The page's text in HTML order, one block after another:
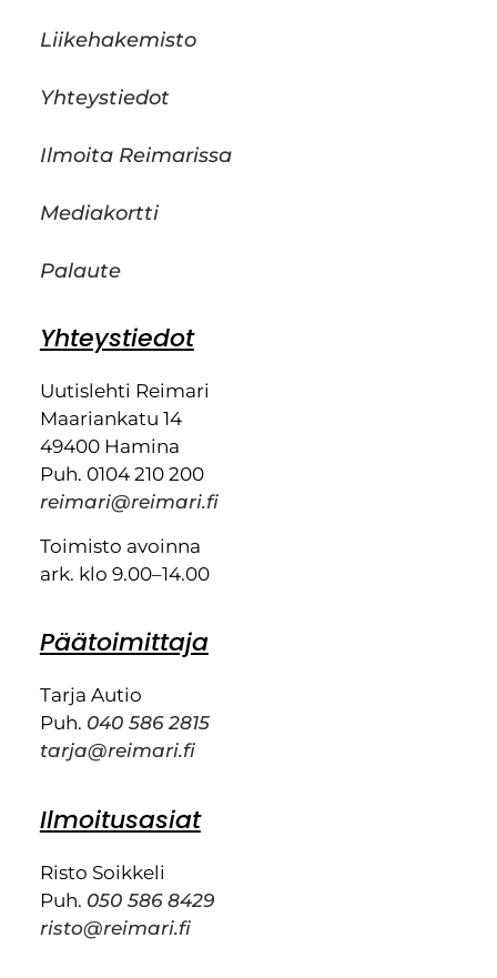
Liikehakemisto
Yhteystiedot
Ilmoita Reimarissa
Mediakortti
Palaute
Yhteystiedot
Uutislehti Reimari
Maariankatu 14
49400 Hamina
Puh. 0104 210 200
reimari@reimari.fi
Toimisto avoinna
ark. klo 9.00–14.00
Päätoimittaja
Tarja Autio
Puh. 040 586 2815
tarja@reimari.fi
Ilmoitusasiat
Risto Soikkeli
Puh. 050 586 8429
risto@reimari.fi